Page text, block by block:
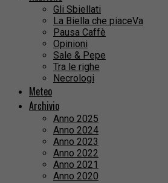
Gli Sbiellati
La Biella che piaceVa
Pausa Caffè
Opinioni
Sale & Pepe
Tra le righe
Necrologi
Meteo
Archivio
Anno 2025
Anno 2024
Anno 2023
Anno 2022
Anno 2021
Anno 2020